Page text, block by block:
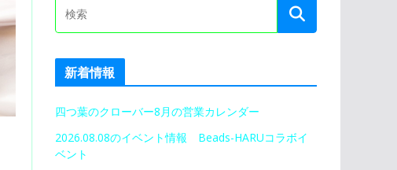
新着情報
四つ葉のクローバー8月の営業カレンダー
2026.08.08のイベント情報 Beads-HARUコラボイ
ベント